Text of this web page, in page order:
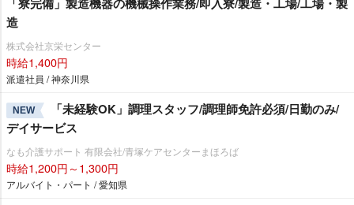
造
株式会社京栄センター
時給1,400円
派遣社員 / 神奈川県
NEW
「未経験OK」調理スタッフ/調理師免許必須/日勤のみ/
デイサービス
なも介護サポート 有限会社/青塚ケアセンターまほろば
時給1,200円～1,300円
アルバイト・パート / 愛知県